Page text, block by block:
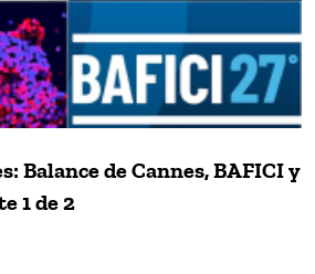
Balance de Cannes, BAFICI y
1 de 2